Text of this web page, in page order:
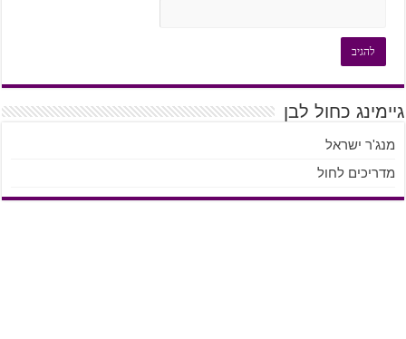
גיימינג כחול לבן
מנג'ר ישראל
מדריכים לחול